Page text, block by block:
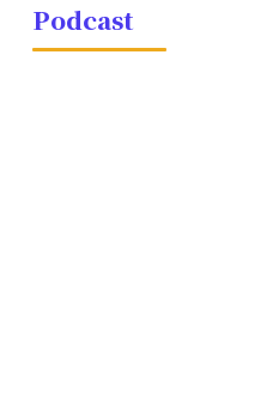
Podcast